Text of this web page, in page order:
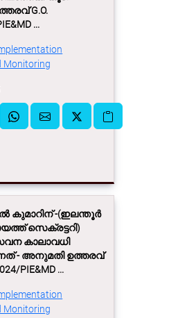
G.O.
...
Monitoring
കുമാറിന് -(ഇലന്തൂര്‍
സെക്രട്ടറി)
കാലാവധി
- അനുമതി ഉത്തരവ്
PIE&MD ...
Monitoring